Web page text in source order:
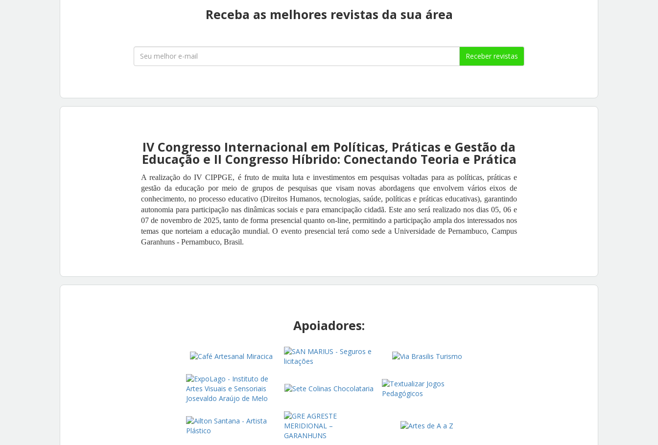
Receba as melhores revistas da sua área
Receber revistas
IV Congresso Internacional em Políticas, Práticas e Gestão da
Educação e II Congresso Híbrido: Conectando Teoria e Prática
A realização do IV CIPPGE, é fruto de muita luta e investimentos em pesquisas voltadas para as políticas, práticas e
gestão da educação por meio de grupos de pesquisas que visam novas abordagens que envolvem vários eixos de
conhecimento, no processo educativo (Direitos Humanos, tecnologias, saúde, políticas e práticas educativas), garantindo
autonomia para participação nas dinâmicas sociais e para emancipação cidadã. Este ano será realizado nos dias 05, 06 e
07 de novembro de 2025, tanto de forma presencial quanto on-line, permitindo a participação ampla dos interessados nos
temas que norteiam a educação mundial. O evento presencial terá como sede a Universidade de Pernambuco, Campus
Garanhuns - Pernambuco, Brasil.
Apoiadores: